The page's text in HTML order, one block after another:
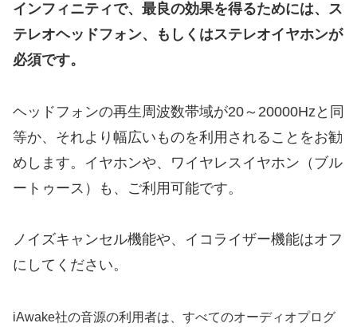
インフィニティで、最良の効果を得るためには、ス
テレオヘッドフォン、もしくはステレオイヤホンが
必須です。
ヘッドフォンの再生周波数帯域が20～20000Hzと同
等か、それより幅広いものを利用されることをお勧
めします。イヤホンや、ワイヤレスイヤホン（ブル
ートゥース）も、ご利用可能です。
ノイズキャンセル機能や、イコライザー機能はオフ
にしてください。
iAwake社の音源の利用者は、すべてのオーディオプログ